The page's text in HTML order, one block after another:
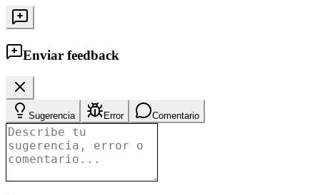
Enviar feedback
Sugerencia Error Comentario